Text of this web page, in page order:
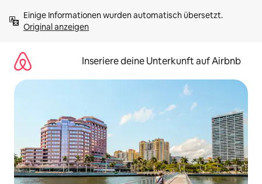
Inhalten
springenOriginal anzeigen
Inseriere deine Unterkunft auf Airbnb